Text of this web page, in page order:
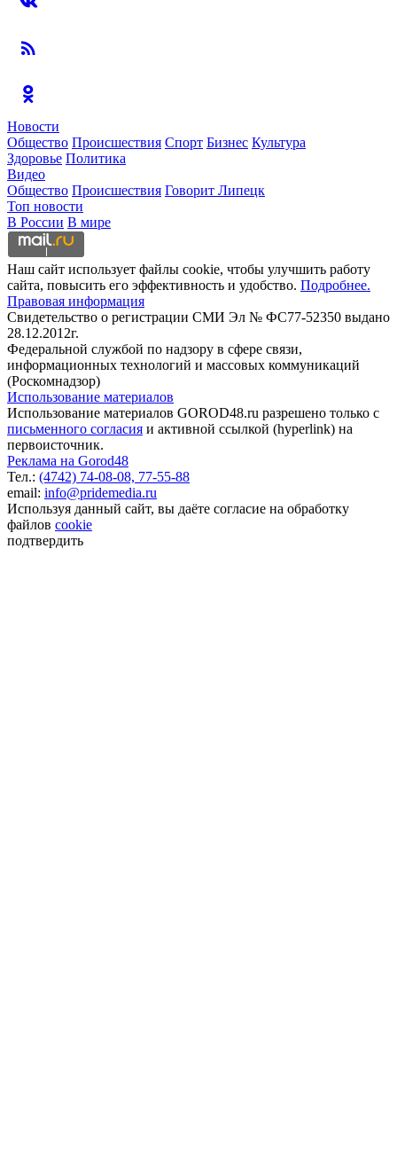
Новости
Общество Происшествия Спорт Бизнес Культура
Здоровье Политика
Видео
Общество Происшествия Говорит Липецк
Топ новости
В России В мире
Наш сайт использует файлы cookie, чтобы улучшить работу
сайта, повысить его эффективность и удобство. Подробнее.
Правовая информация
Свидетельство о регистрации СМИ Эл № ФС77-52350 выдано
28.12.2012г.
Федеральной службой по надзору в сфере связи,
информационных технологий и массовых коммуникаций
(Роскомнадзор)
Использование материалов
Использование материалов GOROD48.ru разрешено только с
письменного согласия и активной ссылкой (hyperlink) на
первоисточник.
Реклама на Gorod48
Тел.: (4742) 74-08-08, 77-55-88
email: info@pridemedia.ru
Используя данный сайт, вы даёте согласие на обработку
файлов cookie
подтвердить